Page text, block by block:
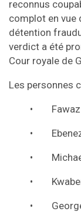
reconnus
complot en vue
détention
verdict a été
Cour royale de
Les personnes
• Fawaz Ali,
• Ebenezer
• Michael
• Kwabena
• George